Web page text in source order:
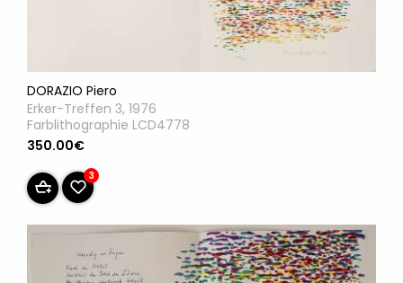
DORAZIO Piero
Erker-Treffen 3, 1976
Farblithographie LCD4778
350.00€
3